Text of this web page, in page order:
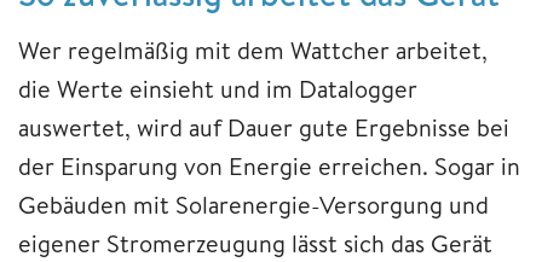
Wer regelmäßig mit dem Wattcher arbeitet,
die Werte einsieht und im Datalogger
auswertet, wird auf Dauer gute Ergebnisse bei
der Einsparung von Energie erreichen. Sogar in
Gebäuden mit Solarenergie-Versorgung und
eigener Stromerzeugung lässt sich das Gerät